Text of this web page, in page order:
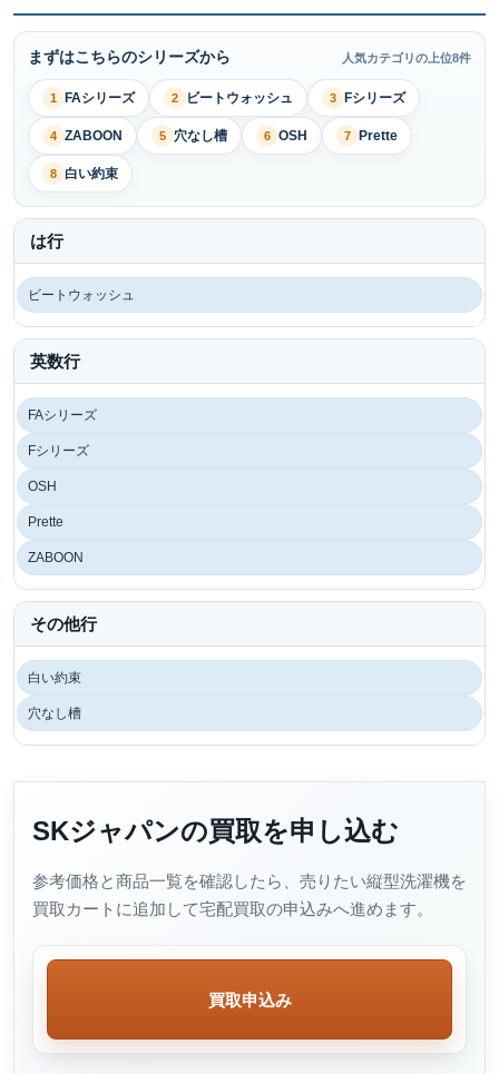
まずはこちらのシリーズから 人気カテゴリの上位8件
1 FAシリーズ 2 ビートウォッシュ 3 Fシリーズ
4 ZABOON 5 穴なし槽 6 OSH 7 Prette
8 白い約束
は行
ビートウォッシュ
英数行
FAシリーズ
Fシリーズ
OSH
Prette
ZABOON
その他行
白い約束
穴なし槽
SKジャパンの買取を申し込む
参考価格と商品一覧を確認したら、売りたい縦型洗濯機を
買取カートに追加して宅配買取の申込みへ進めます。
買取申込み